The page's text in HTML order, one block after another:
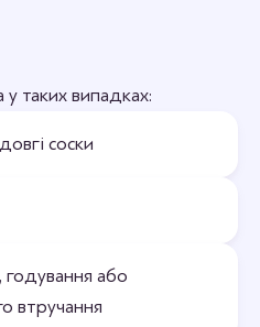
таких випадках:
соски
годування або
втручання